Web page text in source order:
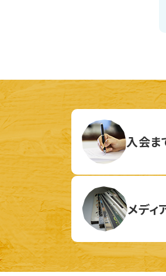
入会ま
メディ